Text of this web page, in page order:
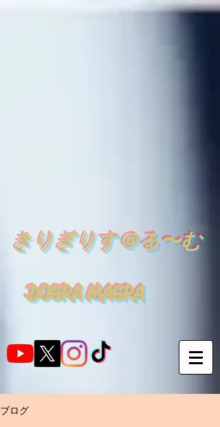
きりぎりす＠る〜む
DOGRA MAGRA
ブログ